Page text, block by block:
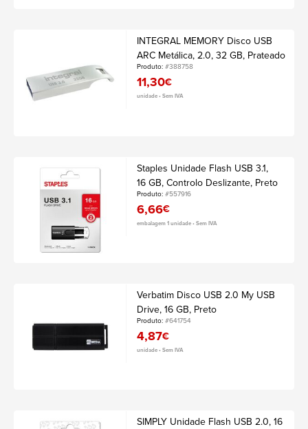
INTEGRAL MEMORY Disco USB
ARC Metálica, 2.0, 32 GB, Prateado
Produto:#388758
11,30€
unidade • Sem IVA
Staples Unidade Flash USB 3.1,
16 GB, Controlo Deslizante, Preto
Produto:#557916
6,66€
embalagem 1 unidade • Sem IVA
Verbatim Disco USB 2.0 My USB
Drive, 16 GB, Preto
Produto:#641754
4,87€
unidade • Sem IVA
SIMPLY Unidade Flash USB 2.0, 16